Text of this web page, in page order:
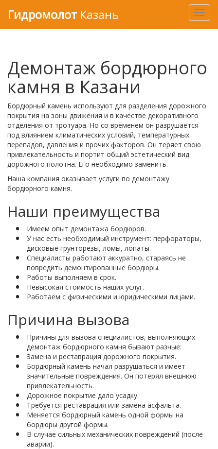
Гидромолот Казань
Демонтаж бордюрного
камня в Казани
Бордюрный камень используют для разделения дорожного
покрытия на зоны движения и в качестве декоративного
отделения от тротуара. Но со временем он разрушается
под влиянием климатических условий, температурных
перепадов, давления и прочих факторов. Он теряет свою
привлекательность и портит общий эстетический вид
дорожного полотна. Его необходимо заменить.
Наша компания оказывает услуги по демонтажу
бордюрного камня.
Наши преимущества
Имеем опыт демонтажа бордюров.
У нас есть необходимый инструмент: перфораторы,
дисковые грунторезы, ломы, лопаты.
Специалисты работают аккуратно, стараясь не
повредить демонтированные бордюры.
Работы выполняем в срок.
Невысокая стоимость наших услуг.
Работаем с физическими и юридическими лицами.
Причина вызова
Причины для вызова специалистов, выполняющих
демонтаж бордюрного камня бывают разные:
Замена и реставрация дорожного покрытия.
Бордюрный камень начал разрушаться и имеет
значительные повреждения. Он потерял внешнюю
привлекательность.
Дорожное покрытие дало усадку.
Требуется реставрация или замена асфальта.
Меняется бордюрный камень одной формы на
бордюры другой формы.
В случае сильных механических повреждений (после
аварии).